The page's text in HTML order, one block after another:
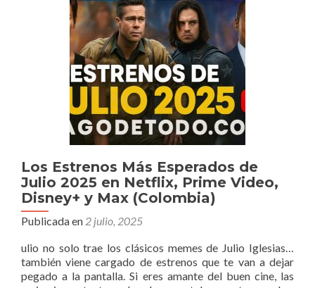
Los Estrenos Más Esperados de
Julio 2025 en Netflix, Prime Video,
Disney+ y Max (Colombia)
Publicada en 2 julio, 2025
ulio no solo trae los clásicos memes de Julio Iglesias…
también viene cargado de estrenos que te van a dejar
pegado a la pantalla. Si eres amante del buen cine, las